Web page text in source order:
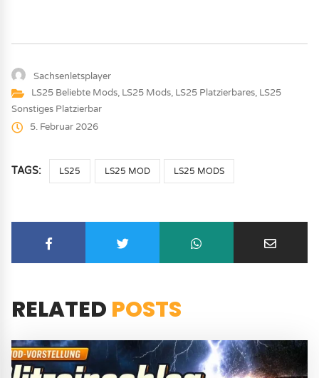
Sachsenletsplayer
LS25 Beliebte Mods, LS25 Mods, LS25 Platzierbares, LS25
Sonstiges Platzierbar
5. Februar 2026
TAGS: LS25 LS25 MOD LS25 MODS
RELATED POSTS